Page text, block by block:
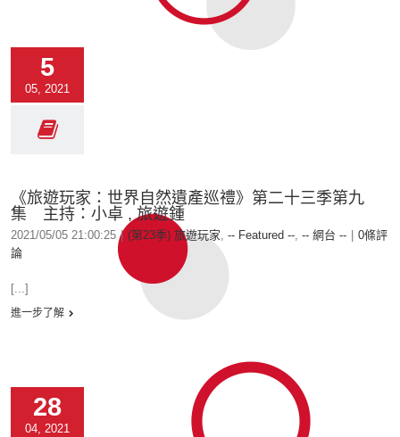
5
05, 2021
《旅遊玩家：世界自然遺產巡禮》第二十三季第九
集 主持：小卓 , 旅遊鍾
2021/05/05 21:00:25 | (第23季) 旅遊玩家, -- Featured --, -- 網台 --
0條評
論
[...]
進一步了解
28
04, 2021